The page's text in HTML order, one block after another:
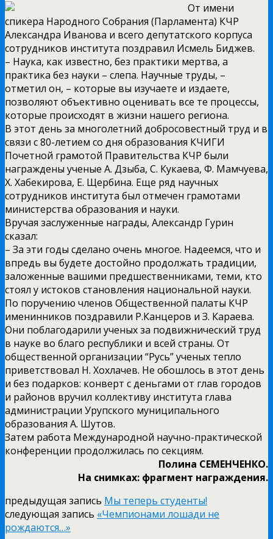
От имени
спикера Народного Собрания (Парламента) КЧР
Александра Иванова и всего депутатского корпуса
сотрудников института поздравил Исмель Биджев.
– Наука, как известно, без практики мертва, а
практика без науки – слепа. Научные труды, –
отметил он, – которые вы изучаете и издаете,
позволяют объективно оценивать все те процессы,
которые происходят в жизни нашего региона.
В этот день за многолетний добросовестный труд и в
связи с 80-летием со дня образования КЧИГИ
Почетной грамотой Правительства КЧР были
награждены ученые А. Дзыба, С. Кукаева, Ф. Мамчуева,
Х. Хабекирова, Е. Щербина. Еще ряд научных
сотрудников института был отмечен грамотами
министерства образования и науки.
Вручая заслуженные награды, Александр Гурин
сказал:
– За эти годы сделано очень многое. Надеемся, что и
впредь вы будете достойно продолжать традиции,
заложенные вашими предшественниками, теми, кто
стоял у истоков становления национальной науки.
По поручению членов Общественной палаты КЧР
именинников поздравили Р.Канцеров и З. Караева.
Они поблагодарили ученых за подвижнический труд
в науке во благо республики и всей страны. От
общественной организации “Русь” ученых тепло
приветствовал Н. Хохлачев. Не обошлось в этот день
и без подарков: конверт с деньгами от глав городов
и районов вручил коллективу института глава
администрации Урупского муниципального
образования А. Шутов.
Затем работа Международной научно-практической
конференции продолжилась по секциям.
Полина СЕМЕНЧЕНКО.
На снимках: фрагмент награждения.
предыдущая запись Мы теперь студенты!
следующая запись «Чемпионами лошади не
рождаются…»